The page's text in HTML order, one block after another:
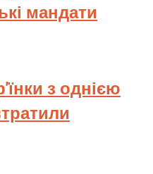
мандати
з однією